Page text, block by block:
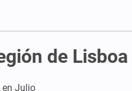
de Lisboa
en Julio